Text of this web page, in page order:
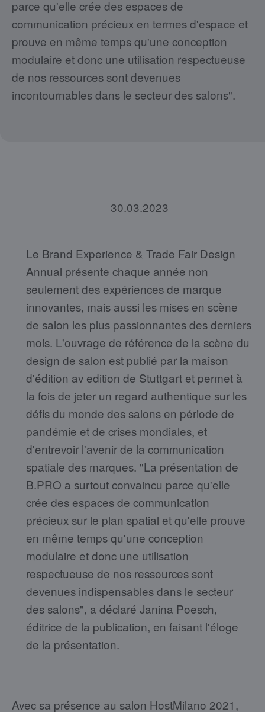
parce qu'elle crée des espaces de
communication précieux en termes d'espace et
prouve en même temps qu'une conception
modulaire et donc une utilisation respectueuse
de nos ressources sont devenues
incontournables dans le secteur des salons".
30.03.2023
Le Brand Experience & Trade Fair Design
Annual présente chaque année non
seulement des expériences de marque
innovantes, mais aussi les mises en scène
de salon les plus passionnantes des derniers
mois. L'ouvrage de référence de la scène du
design de salon est publié par la maison
d'édition av edition de Stuttgart et permet à
la fois de jeter un regard authentique sur les
défis du monde des salons en période de
pandémie et de crises mondiales, et
d'entrevoir l'avenir de la communication
spatiale des marques. "La présentation de
B.PRO a surtout convaincu parce qu'elle
crée des espaces de communication
précieux sur le plan spatial et qu'elle prouve
en même temps qu'une conception
modulaire et donc une utilisation
respectueuse de nos ressources sont
devenues indispensables dans le secteur
des salons", a déclaré Janina Poesch,
éditrice de la publication, en faisant l'éloge
de la présentation.
Avec sa présence au salon HostMilano 2021,